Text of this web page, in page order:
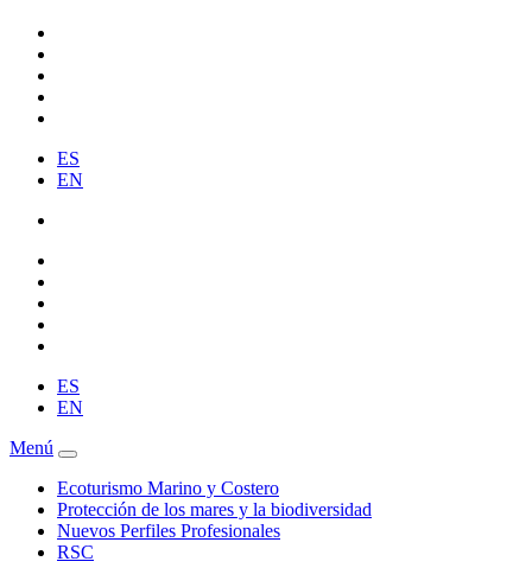
ES
EN
ES
EN
Menú
Ecoturismo Marino y Costero
Protección de los mares y la biodiversidad
Nuevos Perfiles Profesionales
RSC